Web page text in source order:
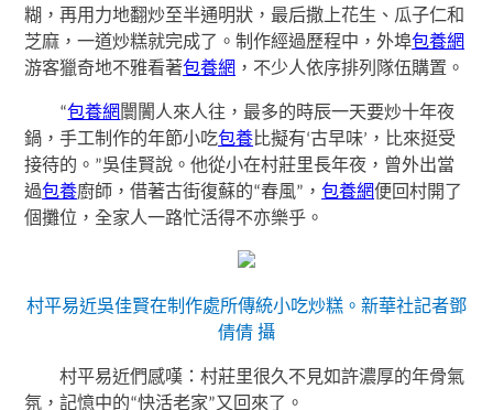
糊，再用力地翻炒至半通明狀，最后撒上花生、瓜子仁和
芝麻，一道炒糕就完成了。制作經過歷程中，外埠包養網
游客獵奇地不雅看著包養網 ，不少人依序排列隊伍購置。
“包養網 闤闠人來人往，最多的時辰一天要炒十年夜
鍋，手工制作的年節小吃包養比擬有‘古早味’，比來挺受
接待的。”吳佳賢說。他從小在村莊里長年夜，曾外出當
過包養廚師，借著古街復蘇的“春風”，包養網便回村開了
個攤位，全家人一路忙活得不亦樂乎。
村平易近吳佳賢在制作處所傳統小吃炒糕。 新華社記者鄧
倩倩 攝
村平易近們感嘆：村莊里很久不見如許濃厚的年骨氣
氛，記憶中的“快活老家”又回來了。